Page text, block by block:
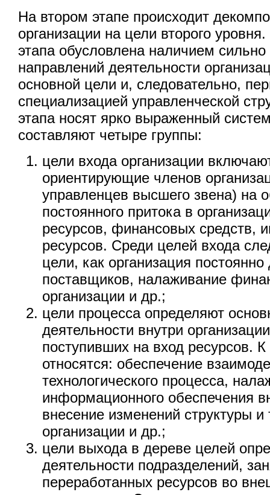
На втором этапе происходит
организации на цели второго
этапа обусловлена наличием
направлений деятельности
основной цели и, следовательно,
специализацией управленческой
этапа носят ярко выраженный
составляют четыре группы:
цели входа организации
ориентирующие членов
управленцев высшего звена) на
постоянного притока в
ресурсов, финансовых средств,
ресурсов. Среди целей входа
цели, как организация
поставщиков, налаживание
организации и др.;
цели процесса определяют
деятельности внутри
поступивших на вход ресурсов.
относятся: обеспечение
технологического процесса,
информационного обеспечения
внесение изменений структуры и
организации и др.;
цели выхода в дереве целей
деятельности подразделений,
переработанных ресурсов во